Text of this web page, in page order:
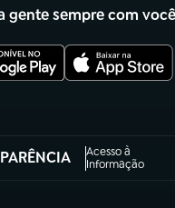
gente sempre com
Acesso à
Informação
aba)